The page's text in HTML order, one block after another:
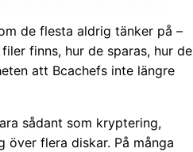
de flesta aldrig tänker på –
finns, hur de sparas, hur de
att Bcachefs inte längre
sådant som kryptering,
flera diskar. På många